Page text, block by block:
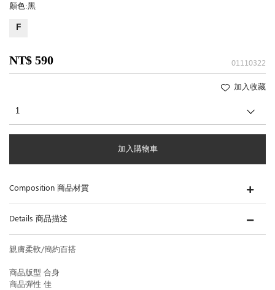
顏色:黑
F
NT$ 590 01110322
加入收藏
加入購物車
Composition 商品材質
Details 商品描述
親膚柔軟/簡約百搭
商品版型 合身
商品彈性 佳